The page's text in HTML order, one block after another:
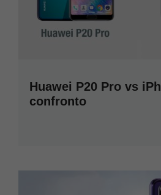
Huawei P20 Pro vs
confronto